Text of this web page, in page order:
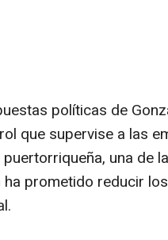
políticas de
que supervise a las
una de
ha prometido reducir